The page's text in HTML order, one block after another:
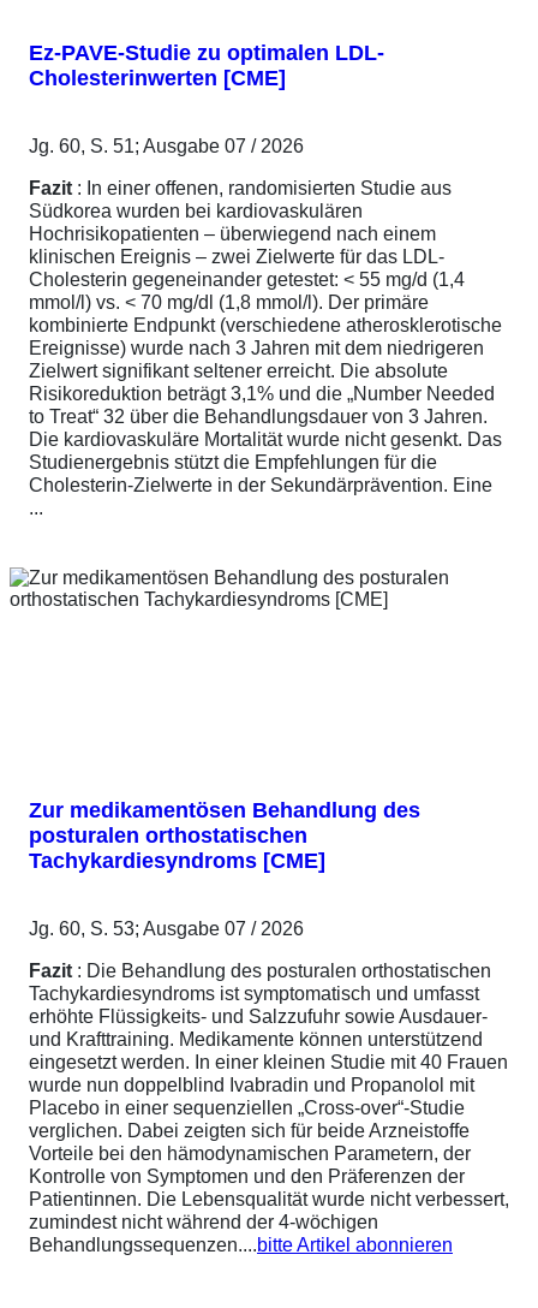
Ez-PAVE-Studie zu optimalen LDL-
Cholesterinwerten [CME]
Jg. 60, S. 51; Ausgabe 07 / 2026
Fazit : In einer offenen, randomisierten Studie aus
Südkorea wurden bei kardiovaskulären
Hochrisikopatienten – überwiegend nach einem
klinischen Ereignis – zwei Zielwerte für das LDL-
Cholesterin gegeneinander getestet: < 55 mg/d (1,4
mmol/l) vs. < 70 mg/dl (1,8 mmol/l). Der primäre
kombinierte Endpunkt (verschiedene atherosklerotische
Ereignisse) wurde nach 3 Jahren mit dem niedrigeren
Zielwert signifikant seltener erreicht. Die absolute
Risikoreduktion beträgt 3,1% und die „Number Needed
to Treat“ 32 über die Behandlungsdauer von 3 Jahren.
Die kardiovaskuläre Mortalität wurde nicht gesenkt. Das
Studienergebnis stützt die Empfehlungen für die
Cholesterin-Zielwerte in der Sekundärprävention. Eine
...
Zur medikamentösen Behandlung des
posturalen orthostatischen
Tachykardiesyndroms [CME]
Jg. 60, S. 53; Ausgabe 07 / 2026
Fazit : Die Behandlung des posturalen orthostatischen
Tachykardiesyndroms ist symptomatisch und umfasst
erhöhte Flüssigkeits- und Salzzufuhr sowie Ausdauer-
und Krafttraining. Medikamente können unterstützend
eingesetzt werden. In einer kleinen Studie mit 40 Frauen
wurde nun doppelblind Ivabradin und Propanolol mit
Placebo in einer sequenziellen „Cross-over“-Studie
verglichen. Dabei zeigten sich für beide Arzneistoffe
Vorteile bei den hämodynamischen Parametern, der
Kontrolle von Symptomen und den Präferenzen der
Patientinnen. Die Lebensqualität wurde nicht verbessert,
zumindest nicht während der 4-wöchigen
Behandlungssequenzen....bitte Artikel abonnieren